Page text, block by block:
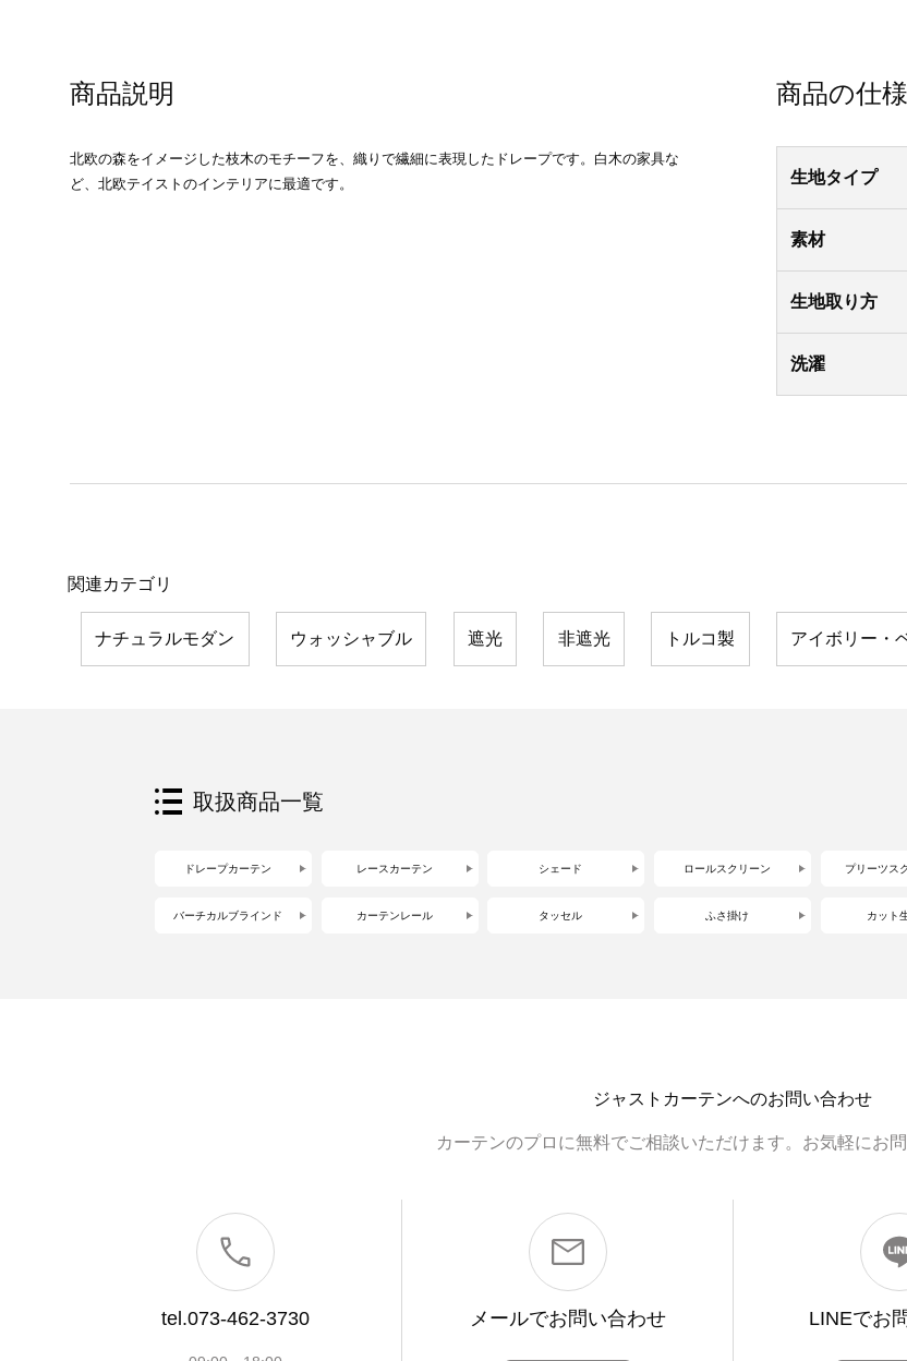
商品説明
北欧の森をイメージした枝木のモチーフを、織りで繊細に表現したドレープです。白木の家具な
ど、北欧テイストのインテリアに最適です。
商品の仕様
生地タイプ
素材
生地取り方
洗濯
関連カテゴリ
ナチュラルモダン ウォッシャブル 遮光 非遮光 トルコ製 アイボリー・
取扱商品一覧
ドレープカーテン レースカーテン シェード ロールスクリーン プリーツス
バーチカルブラインド カーテンレール タッセル ふさ掛け カット
ジャストカーテンへのお問い合わせ
カーテンのプロに無料でご相談いただけます。お気軽にお問
tel.073-462-3730 メールでお問い合わせ LINEでお